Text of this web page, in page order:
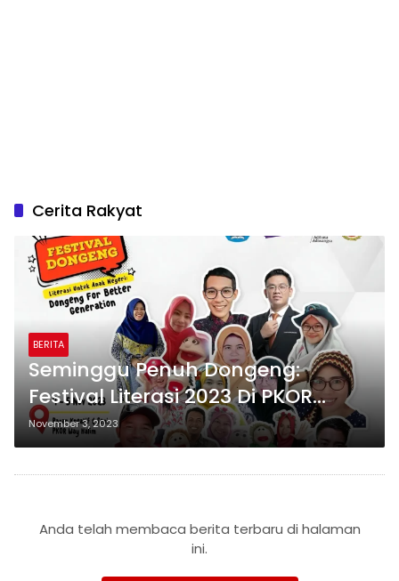
Cerita Rakyat
BERITA
Seminggu Penuh Dongeng:
Festival Literasi 2023 Di PKOR
Bandar Lampung!
November 3, 2023
Anda telah membaca berita terbaru di halaman
ini.